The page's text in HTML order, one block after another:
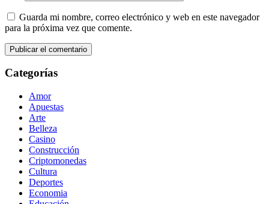
Guarda mi nombre, correo electrónico y web en este navegador
para la próxima vez que comente.
Categorías
Amor
Apuestas
Arte
Belleza
Casino
Construcción
Criptomonedas
Cultura
Deportes
Economia